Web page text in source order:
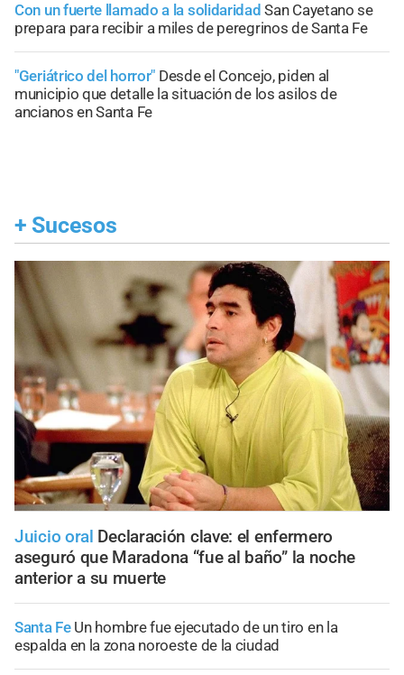
Con un fuerte llamado a la solidaridad San Cayetano se
prepara para recibir a miles de peregrinos de Santa Fe
"Geriátrico del horror" Desde el Concejo, piden al
municipio que detalle la situación de los asilos de
ancianos en Santa Fe
+ Sucesos
Juicio oral Declaración clave: el enfermero
aseguró que Maradona “fue al baño” la noche
anterior a su muerte
Santa Fe Un hombre fue ejecutado de un tiro en la
espalda en la zona noroeste de la ciudad